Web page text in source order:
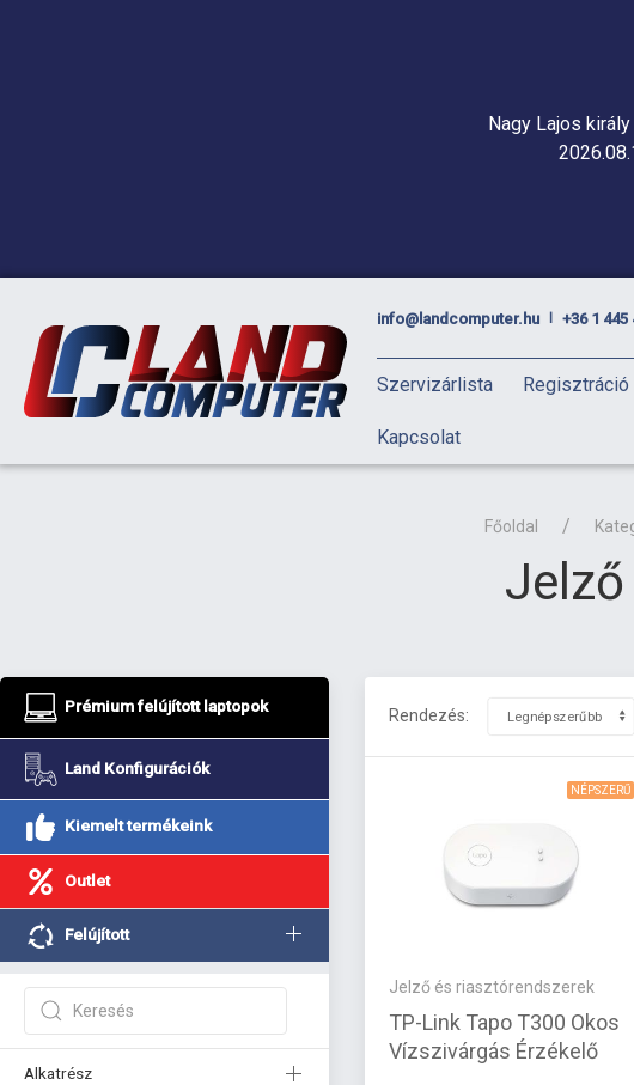
Nagy Lajos
info@landcomputer.hu +36 1 445
Szervizárlista Regisztráció
Kapcsolat
Főoldal
Prémium felújított laptopok
Land Konfigurációk
Kiemelt termékeink
Outlet
Felújított
Alkatrész
Rendezés:
NÉPSZERŰ
Jelző és riasztórendszerek
TP-Link Tapo T300 Okos
Vízszivárgás Érzékelő